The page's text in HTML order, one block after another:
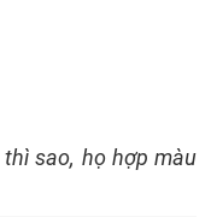
sao, họ hợp màu